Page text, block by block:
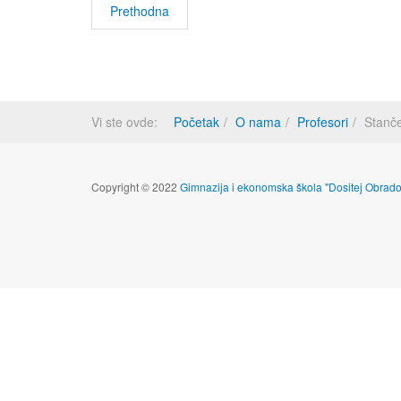
Prethodna
Vi ste ovde: Početak O nama Profesori
Copyright © 2022 Gimnazija i ekonomska škola "Dositej